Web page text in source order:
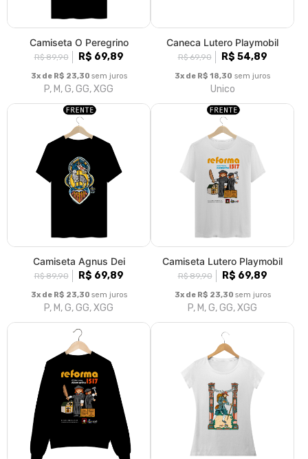
Camiseta O Peregrino
R$ 89,90 R$ 69,89
3x de R$ 23,30 sem juros
P, M, G, GG, XGG
Caneca Lutero Playmobil
R$ 69,90 R$ 54,89
3x de R$ 18,30 sem juros
Unico
Camiseta Agnus Dei
R$ 89,90 R$ 69,89
3x de R$ 23,30 sem juros
P, M, G, GG, XGG
Camiseta Lutero Playmobil
R$ 89,90 R$ 69,89
3x de R$ 23,30 sem juros
P, M, G, GG, XGG